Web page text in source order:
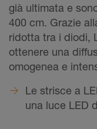
già ultimata e
400 cm. Grazie
ridotta tra i diodi,
ottenere una
omogenea e
Le strisce a
una luce LED